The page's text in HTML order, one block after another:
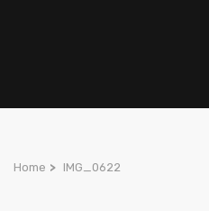
Home > IMG_0622